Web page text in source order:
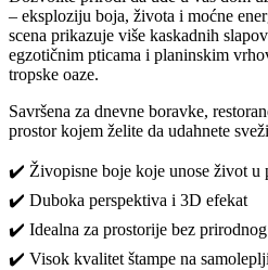
– eksploziju boja, života i moćne
scena prikazuje više kaskadnih
egzotičnim pticama i planinskim
tropske oaze.
Savršena za dnevne boravke,
prostor kojem želite da udahnete
✔️ Živopisne boje koje unose život u
✔️ Duboka perspektiva i 3D efekat
✔️ Idealna za prostorije bez
✔️ Visok kvalitet štampe na